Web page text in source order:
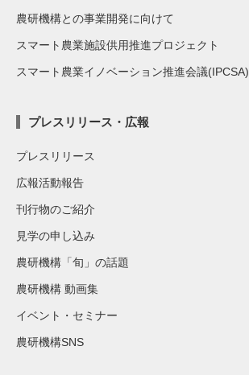
農研機構との事業開発に向けて
スマート農業施設供用推進プロジェクト
スマート農業イノベーション推進会議(IPCSA)
プレスリリース・広報
プレスリリース
広報活動報告
刊行物のご紹介
見学の申し込み
農研機構「旬」の話題
農研機構 動画集
イベント・セミナー
農研機構SNS